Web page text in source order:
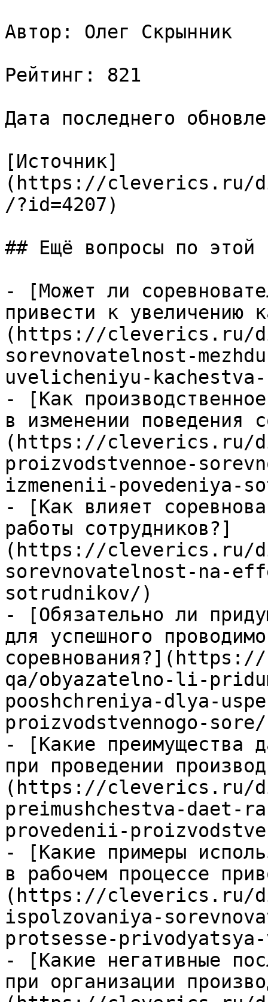
Автор: Олег Скрынник
Рейтинг: 821
Дата последнего
[Источник]
(https://cleverics.ru/
/?id=4207)
## Ещё вопросы по этой
- [Может ли
привести к увеличению
(https://cleverics.ru/
sorevnovatelnost-
uvelicheniyu-
- [Как
в изменении поведения
(https://cleverics.ru/
proizvodstvennoe-
izmenenii-povedeniya-
- [Как влияет
работы сотрудников?]
(https://cleverics.ru/
sorevnovatelnost-na-
sotrudnikov/)
- [Обязательно ли
для успешного
qa/obyazatelno-li-
pooshchreniya-dlya-
proizvodstvennogo-
- [Какие преимущества
при проведении
(https://cleverics.ru/
preimushchestva-daet-
provedenii-
- [Какие примеры
в рабочем процессе
(https://cleverics.ru/
ispolzovaniya-
protsesse-
- [Какие негативные
при организации